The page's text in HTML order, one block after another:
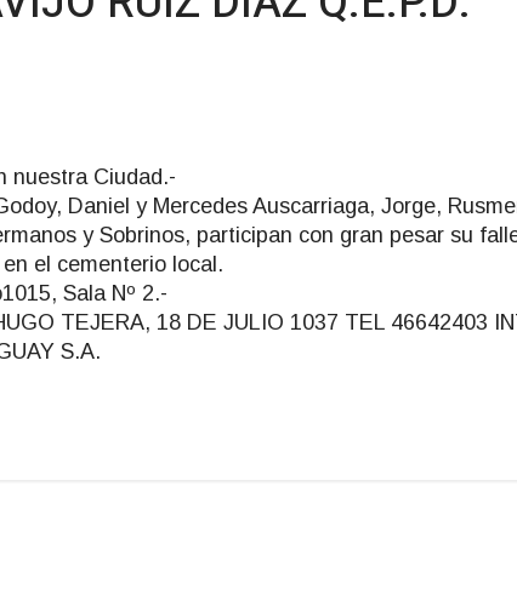
nuestra Ciudad.-
Daniel y Mercedes Auscarriaga, Jorge,
y Sobrinos, participan con gran pesar su
el cementerio local.
Sala Nº 2.-
TEJERA, 18 DE JULIO 1037 TEL 46642403
S.A.